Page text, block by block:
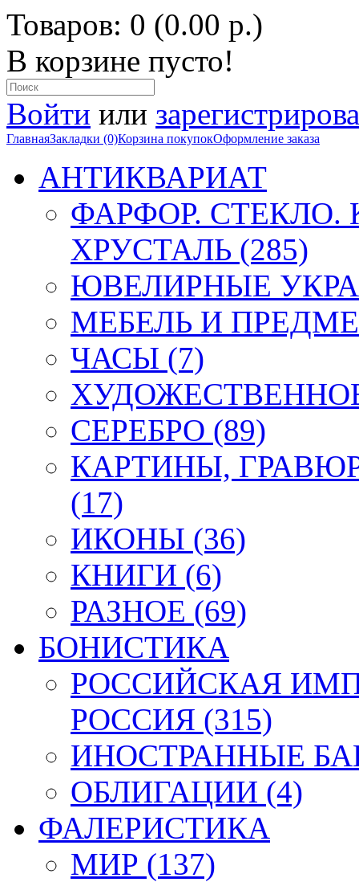
Товаров: 0 (0.00 р.)
В корзине пусто!
Войти или
ГлавнаяЗакладки (0)Корзина покупокОформление заказа
АНТИКВАРИАТ
ФАРФОР.
ХРУСТАЛЬ (285)
ЮВЕЛИРНЫЕ
МЕБЕЛЬ И
ЧАСЫ (7)
СЕРЕБРО (89)
КАРТИНЫ,
(17)
ИКОНЫ (36)
КНИГИ (6)
РАЗНОЕ (69)
БОНИСТИКА
РОССИЙСКАЯ
РОССИЯ (315)
ИНОСТРАННЫЕ
ОБЛИГАЦИИ (4)
ФАЛЕРИСТИКА
МИР (137)